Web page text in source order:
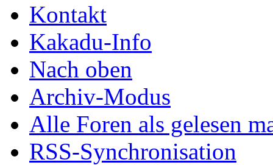
Kontakt
Kakadu-Info
Nach oben
Archiv-Modus
Alle Foren als gelesen
RSS-Synchronisation